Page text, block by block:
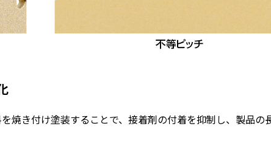
焼き付け塗装することで、接着剤の付着を抑制し、製品の